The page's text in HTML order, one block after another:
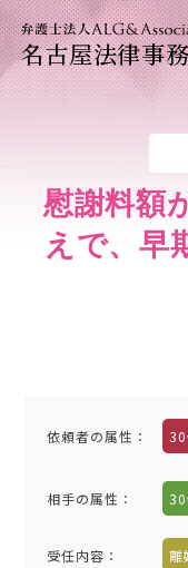
名古屋法律事
慰謝料額
えで、早
依頼者の属性 ：
相手の属性 ：
受任内容 ： 離